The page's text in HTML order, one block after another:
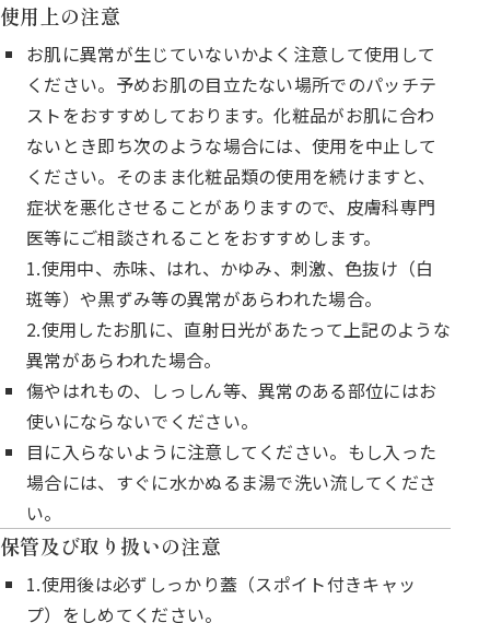
使用上の注意
お肌に異常が生じていないかよく注意して使用して
ください。予めお肌の目立たない場所でのパッチテ
ストをおすすめしております。化粧品がお肌に合わ
ないとき即ち次のような場合には、使用を中止して
ください。そのまま化粧品類の使用を続けますと、
症状を悪化させることがありますので、皮膚科専門
医等にご相談されることをおすすめします。
1.使用中、赤味、はれ、かゆみ、刺激、色抜け（白
斑等）や黒ずみ等の異常があらわれた場合。
2.使用したお肌に、直射日光があたって上記のような
異常があらわれた場合。
傷やはれもの、しっしん等、異常のある部位にはお
使いにならないでください。
目に入らないように注意してください。もし入った
場合には、すぐに水かぬるま湯で洗い流してくださ
い。
保管及び取り扱いの注意
1.使用後は必ずしっかり蓋（スポイト付きキャッ
プ）をしめてください。